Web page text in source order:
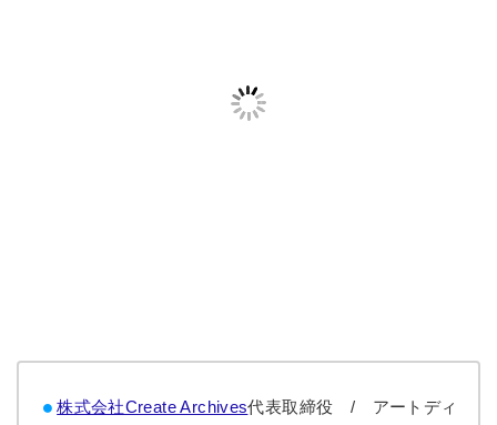
株式会社Create Archives代表取締役 / アートディ